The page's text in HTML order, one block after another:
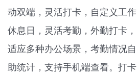
动双端，灵活打卡，自定义工作
休息日，灵活考勤，外勤打卡，
适应多种办公场景，考勤情况自
助统计，支持手机端查看。打卡